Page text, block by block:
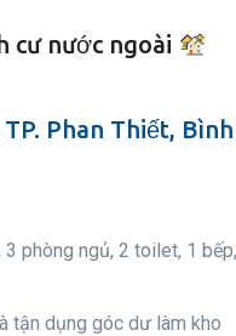
cư nước ngoài
Phan Thiết,
phòng ngủ, 2 toilet, 1
tận dụng góc dư làm kho